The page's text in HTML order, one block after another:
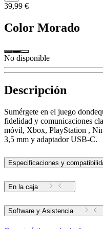
39,99 €
Color Morado
No disponible
Descripción
Sumérgete en el juego
fidelidad y comunicaciones
móvil, Xbox, PlayStation ,
3,5 mm y adaptador USB-C.
Especificaciones y
En la caja
Software y Asistencia